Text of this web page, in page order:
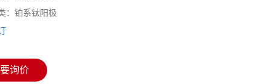
： 铂系钛阳极
询价